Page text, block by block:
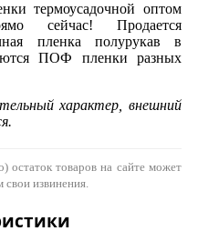
термоусадочной оптом
сейчас! Продается
пленка полурукав в
ПОФ пленки разных
характер, внешний
остаток товаров на сайте может
свои извинения.